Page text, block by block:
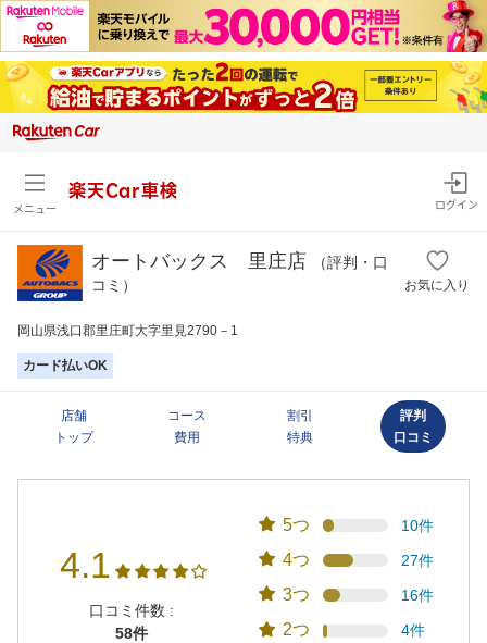
メニュー
楽天Car車検
ログイン
オートバックス 里庄店
（評判・口
コミ）
お気に入り
岡山県浅口郡里庄町大字里見2790－1
カード払いOK
店舗
トップ
コース
費用
割引
特典
評判
口コミ
4.1
口コミ件数 :
58件
5つ 10件
4つ 27件
3つ 16件
2つ 4件